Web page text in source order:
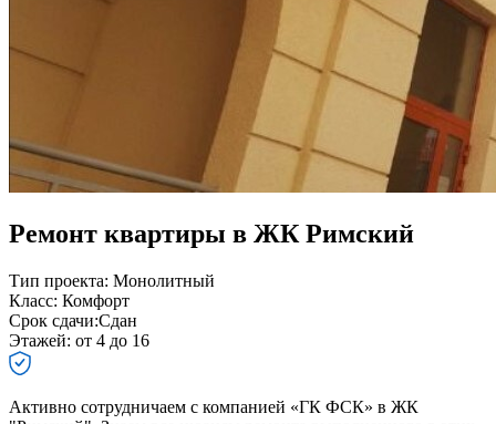
Ремонт квартиры в ЖК Римский
Тип проекта: Монолитный
Класс: Комфорт
Срок сдачи:Сдан
Этажей: от 4 до 16
Активно сотрудничаем с компанией «ГК ФСК» в ЖК